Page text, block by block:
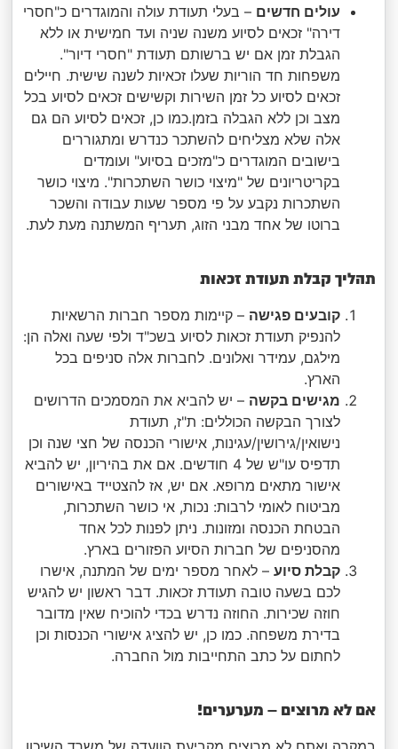
עולים חדשים – בעלי תעודת עולה והמוגדרים כ"חסרי
דירה" זכאים לסיוע משנה שניה ועד חמישית או ללא
הגבלת זמן אם יש ברשותם תעודת "חסרי דיור".
משפחות חד הוריות שעלו זכאיות לשנה שישית. חיילים
זכאים לסיוע כל זמן השירות וקשישים זכאים לסיוע בכל
מצב וכן ללא הגבלה בזמן.כמו כן, זכאים לסיוע הם גם
אלה שלא מצליחים להשתכר כנדרש ומתגוררים
בישובים המוגדרים כ"מזכים בסיוע" ועומדים
בקריטריונים של "מיצוי כושר השתכרות". מיצוי כושר
השתכרות נקבע על פי מספר שעות עבודה והשכר
ברוטו של אחד מבני הזוג, תעריף המשתנה מעת לעת.
תהליך קבלת תעודת זכאות
קובעים פגישה – קיימות מספר חברות הרשאיות
להנפיק תעודת זכאות לסיוע בשכ"ד ולפי שעה ואלה הן:
מילגם, עמידר ואלונים. לחברות אלה סניפים בכל
הארץ.
מגישים בקשה – יש להביא את המסמכים הדרושים
לצורך הבקשה הכוללים: ת"ז, תעודת
נישואין/גירושין/עגינות, אישורי הכנסה של חצי שנה וכן
תדפיס עו"ש של 4 חודשים. אם את בהיריון, יש להביא
אישור מתאים מרופא. אם יש, אז להצטייד באישורים
מביטוח לאומי לרבות: נכות, אי כושר השתכרות,
הבטחת הכנסה ומזונות. ניתן לפנות לכל אחד
מהסניפים של חברות הסיוע הפזורים בארץ.
קבלת סיוע– לאחר מספר ימים של המתנה, אישרו
לכם בשעה טובה תעודת זכאות. דבר ראשון יש להגיש
חוזה שכירות. החוזה נדרש בכדי להוכיח שאין מדובר
בדירת משפחה. כמו כן, יש להציג אישורי הכנסות וכן
לחתום על כתב התחייבות מול החברה.
אם לא מרוצים – מערערים!